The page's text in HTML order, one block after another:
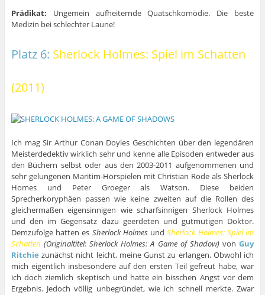
Prädikat: Ungemein aufheiternde Quatschkomödie. Die beste
Medizin bei schlechter Laune!
Platz 6: Sherlock Holmes: Spiel im Schatten
(2011)
Ich mag Sir Arthur Conan Doyles Geschichten über den legendären
Meisterdedektiv wirklich sehr und kenne alle Episoden entweder aus
den Büchern selbst oder aus den 2003-2011 aufgenommenen und
sehr gelungenen Maritim-Hörspielen mit Christian Rode als Sherlock
Homes und Peter Groeger als Watson. Diese beiden
Sprecherkoryphäen passen wie keine zweiten auf die Rollen des
gleichermaßen eigensinnigen wie scharfsinnigen Sherlock Holmes
und den im Gegensatz dazu geerdeten und gutmütigen Doktor.
Demzufolge hatten es Sherlock Holmes undSherlock Holmes: Spiel im
Schatten (Originaltitel: Sherlock Holmes: A Game of Shadow) vonGuy
Ritchie zunächst nicht leicht, meine Gunst zu erlangen. Obwohl ich
mich eigentlich insbesondere auf den ersten Teil gefreut habe, war
ich doch ziemlich skeptisch und hatte ein bisschen Angst vor dem
Ergebnis. Jedoch völlig unbegründet, wie ich schnell merkte. Zwar